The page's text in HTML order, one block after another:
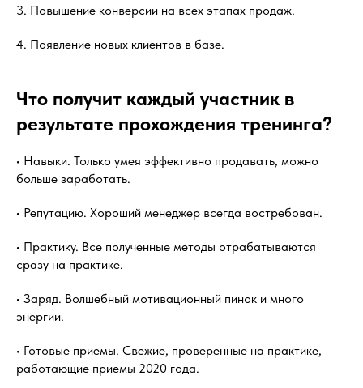
3. Повышение конверсии на всех этапах продаж.
4. Появление новых клиентов в базе.
Что получит каждый участник в
результате прохождения тренинга?
• Навыки. Только умея эффективно продавать, можно
больше заработать.
• Репутацию. Хороший менеджер всегда востребован.
• Практику. Все полученные методы отрабатываются
сразу на практике.
• Заряд. Волшебный мотивационный пинок и много
энергии.
• Готовые приемы. Свежие, проверенные на практике,
работающие приемы 2020 года.